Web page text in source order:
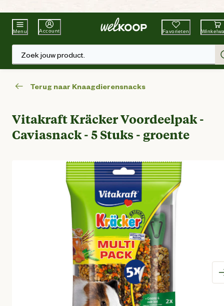
Beste WinkelketenTuin & Dier
Menu Account Favorieten
Zoek jouw product.
Terug naar Knaagdierensnacks
Vitakraft Kräcker Voordeelpak -
Caviasnack - 5 Stuks - groente